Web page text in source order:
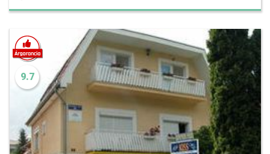
9.7